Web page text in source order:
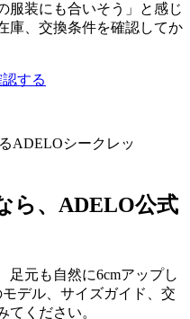
服装にも合いそう」と感じ
庫、交換条件を確認してか
する
ら、ADELO公式
足元も自然に6cmアップし
デル、サイズガイド、交
てください。